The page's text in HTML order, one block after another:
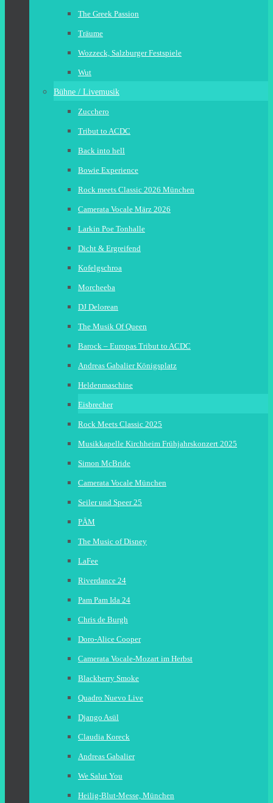
The Greek Passion
Träume
Wozzeck, Salzburger Festspiele
Wut
Bühne / Livemusik
Zucchero
Tribut to ACDC
Back into hell
Bowie Experience
Rock meets Classic 2026 München
Camerata Vocale März 2026
Larkin Poe Tonhalle
Dicht & Ergreifend
Kofelgschroa
Morcheeba
DJ Delorean
The Musik Of Queen
Barock – Europas Tribut to ACDC
Andreas Gabalier Königsplatz
Heldenmaschine
Eisbrecher
Rock Meets Classic 2025
Musikkapelle Kirchheim Frühjahrskonzert 2025
Simon McBride
Camerata Vocale München
Seiler und Speer 25
PÄM
The Music of Disney
LaFee
Riverdance 24
Pam Pam Ida 24
Chris de Burgh
Doro-Alice Cooper
Camerata Vocale-Mozart im Herbst
Blackberry Smoke
Quadro Nuevo Live
Django Asül
Claudia Koreck
Andreas Gabalier
We Salut You
Heilig-Blut-Messe, München